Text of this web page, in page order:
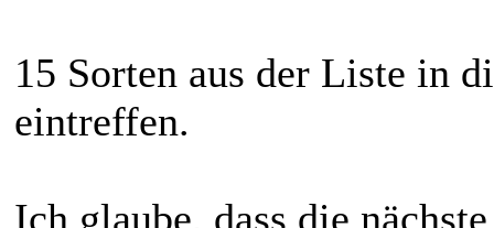
15 Sorten aus der Liste in
eintreffen.
Ich glaube, dass die